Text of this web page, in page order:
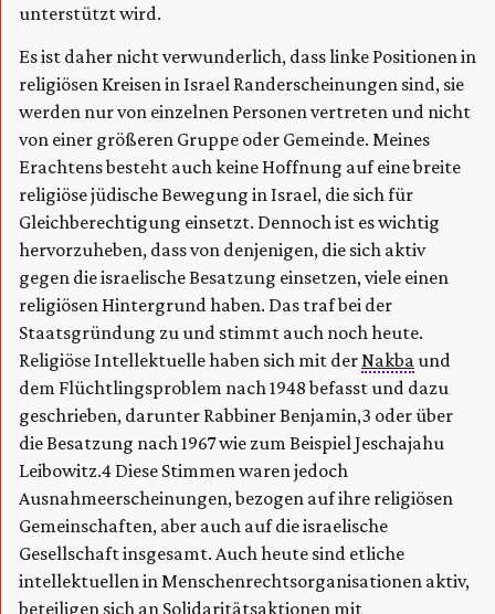
unterstützt wird.
Es ist daher nicht verwunderlich, dass linke Positionen in
religiösen Kreisen in Israel Randerscheinungen sind, sie
werden nur von einzelnen Personen vertreten und nicht
von einer größeren Gruppe oder Gemeinde. Meines
Erachtens besteht auch keine Hoffnung auf eine breite
religiöse jüdische Bewegung in Israel, die sich für
Gleichberechtigung einsetzt. Dennoch ist es wichtig
hervorzuheben, dass von denjenigen, die sich aktiv
gegen die israelische Besatzung einsetzen, viele einen
religiösen Hintergrund haben. Das traf bei der
Staatsgründung zu und stimmt auch noch heute.
Religiöse Intellektuelle haben sich mit derNakbaund
dem Flüchtlingsproblem nach 1948 befasst und dazu
geschrieben, darunter Rabbiner Benjamin,3 oder über
die Besatzung nach 1967 wie zum Beispiel Jeschajahu
Leibowitz.4 Diese Stimmen waren jedoch
Ausnahmeerscheinungen, bezogen auf ihre religiösen
Gemeinschaften, aber auch auf die israelische
Gesellschaft insgesamt. Auch heute sind etliche
intellektuellen in Menschenrechtsorganisationen aktiv,
beteiligen sich an Solidaritätsaktionen mit